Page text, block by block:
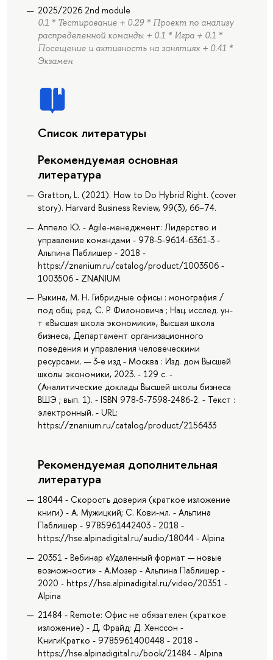
2025/2026 2nd module
0.1 * Тестирование + 0.29 * Проект по анализу
распределенной команды + 0.1 * Игра + 0.1 *
Посещение и активность на занятиях + 0.41 *
Экзамен
Список литературы
Рекомендуемая основная
литература
Gratton, L. (2021). How to Do Hybrid Right. (cover
story). Harvard Business Review, 99(3), 66–74.
Аппело Ю. - Agile-менеджмент: Лидерство и
управление командами - 978-5-9614-6361-3 -
Альпина Паблишер - 2018 -
https://znanium.ru/catalog/product/1003506 -
1003506 - ZNANIUM
Рыкина, М. Н. Гибридные офисы : монография /
под общ. ред. С. Р. Филоновича ; Нац. исслед. ун-
т «Высшая школа экономики», Высшая школа
бизнеса, Департамент организационного
поведения и управления человеческими
ресурсами. — 3-е изд - Москва : Изд. дом Высшей
школы экономики, 2023. - 129 с. -
(Аналитические доклады Высшей школы бизнеса
ВШЭ ; вып. 1). - ISBN 978-5-7598-2486-2. - Текст :
электронный. - URL:
https://znanium.ru/catalog/product/2156433
Рекомендуемая дополнительная
литература
18044 - Скорость доверия (краткое изложение
книги) - А. Мужицкий; С. Кови-мл. - Альпина
Паблишер - 9785961442403 - 2018 -
https://hse.alpinadigital.ru/audio/18044 - Alpina
20351 - Вебинар «Удаленный формат — новые
возможности» - А.Мозер - Альпина Паблишер -
2020 - https://hse.alpinadigital.ru/video/20351 -
Alpina
21484 - Remote: Офис не обязателен (краткое
изложение) - Д. Фрайд; Д. Хенссон -
КнигиКратко - 9785961400448 - 2018 -
https://hse.alpinadigital.ru/book/21484 - Alpina